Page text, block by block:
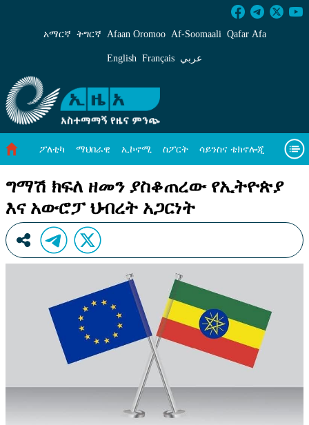
ግማሽ ክፍለ ዘመን ያስቆጠረው የኢትዮጵያ እና
አማርኛ ትግርኛ Afaan Oromoo Af‑Soomaali Qafar Afa
English Français عربي
ፖለቲካ ማህበራዊ ኢኮኖሚ ስፖርት ሳይንስና ቴክኖሎጂ
መጽሔት ስለ እኛ
ግማሽ ክፍለ ዘመን ያስቆጠረው የኢትዮጵያ
እና አውሮፓ ህብረት አጋርነት